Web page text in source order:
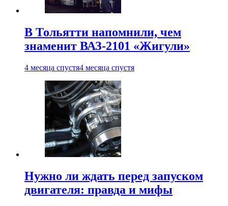
В Тольятти напомнили, чем
знаменит ВАЗ-2101 «Жигули»
4 месяца спустя4 месяца спустя
Нужно ли ждать перед запуском
двигателя: правда и мифы